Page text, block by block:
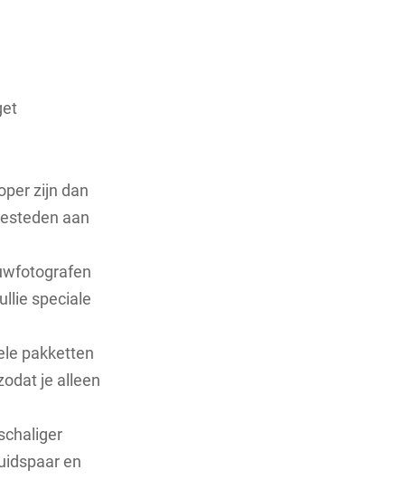
zijn dan
aan
speciale
pakketten
je alleen
en